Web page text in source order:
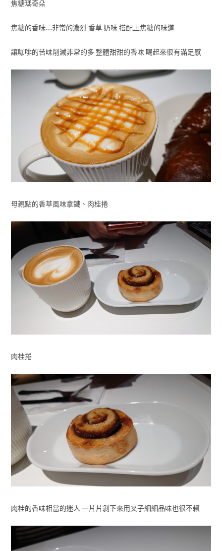
焦糖瑪奇朵
焦糖的香味….非常的濃烈 香草 奶味 搭配上焦糖的味道
讓咖啡的苦味削減非常的多 整體甜甜的香味 喝起來很有滿足感
母親點的香草風味拿鐵、肉桂捲
肉桂捲
肉桂的香味相當的迷人 一片片剝下來用叉子細細品味也很不賴